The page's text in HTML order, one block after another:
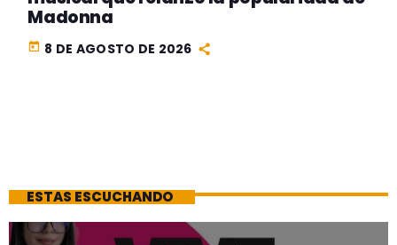
Madonna
today 8 DE AGOSTO DE 2026
ESTAS ESCUCHANDO